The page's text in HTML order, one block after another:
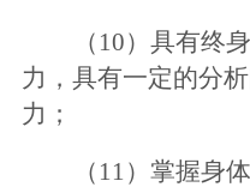
（ 10）具有终
力，具有一定的分
力；
（ 11）掌握身